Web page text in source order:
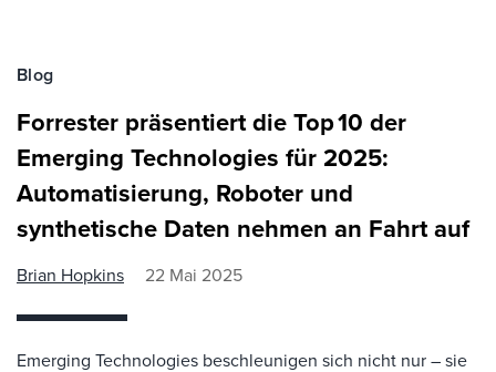
Blog
Forrester präsentiert die Top 10 der
Emerging Technologies für 2025:
Automatisierung, Roboter und
synthetische Daten nehmen an Fahrt auf
Brian Hopkins 22 Mai 2025
Emerging Technologies beschleunigen sich nicht nur – sie